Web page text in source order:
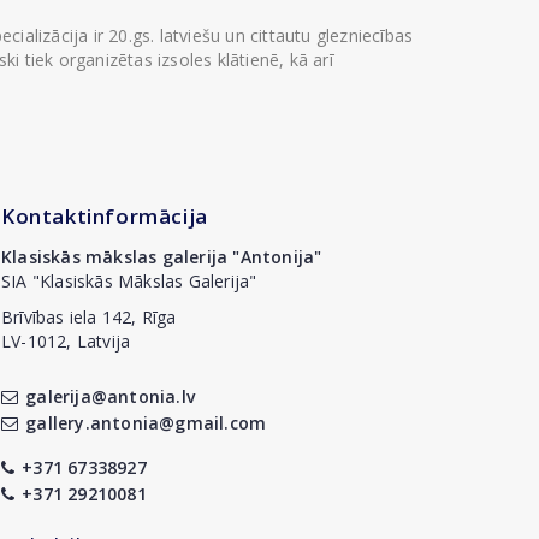
ir 20.gs. latviešu un cittautu glezniecības
tiek organizētas izsoles klātienē, kā arī
Kontaktinformācija
Klasiskās mākslas galerija "Antonija"
SIA "Klasiskās Mākslas Galerija"
Brīvības iela 142, Rīga
LV-1012, Latvija
galerija@antonia.lv
gallery.antonia@gmail.com
+371 67338927
+371 29210081